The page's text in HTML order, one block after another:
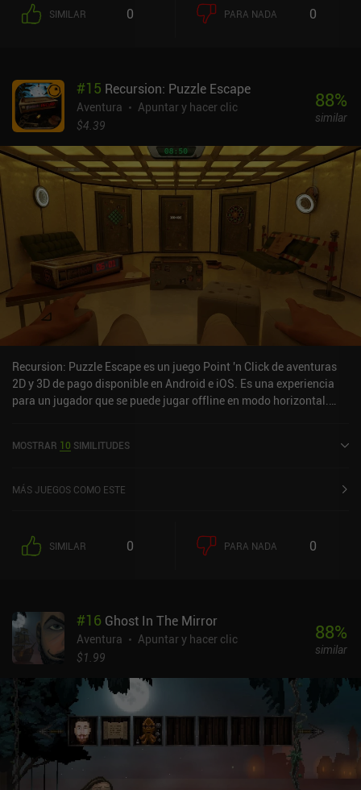
SIMILAR 0 PARA NADA 0
#15 Recursion: Puzzle Escape
Aventura
Apuntar y hacer clic
$4.39
88%
similar
Recursion: Puzzle Escape es un juego Point 'n Click de aventuras
2D y 3D de pago disponible en Android e iOS. Es una experiencia
para un jugador que se puede jugar offline en modo horizontal.
en la App Store de iOS.
MOSTRAR 10 SIMILITUDES
MÁS JUEGOS COMO ESTE
SIMILAR 0 PARA NADA 0
#16 Ghost In The Mirror
Aventura
Apuntar y hacer clic
$1.99
88%
similar